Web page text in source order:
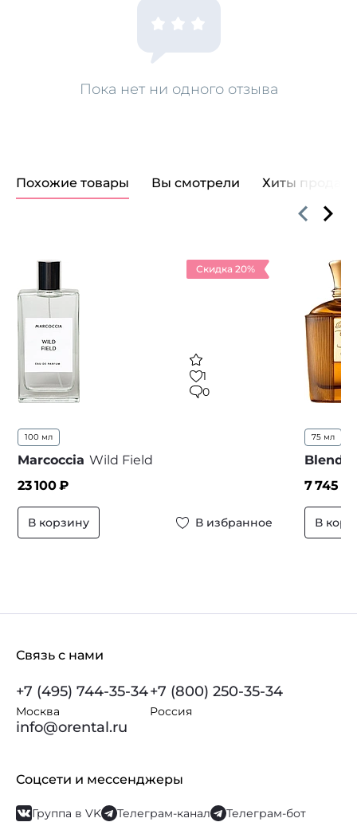
Пока нет ни одного отзыва
Похожие товары Вы смотрели Хиты продаж
Скидка 20%
1
0
100 мл
Marcoccia Wild Field
23 100₽
В корзину В избранное
75 мл
Blend
7 745
В
Связь с нами
+7 (495) 744-35-34
Москва
+7 (800) 250-35-34
Россия
info@orental.ru
Соцсети и мессенджеры
Группа в VK Телеграм-канал Телеграм-бот